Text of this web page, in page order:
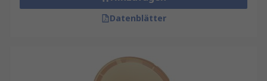
entscheidender Bedeutung.Unternehmen, die auf
Lösungen wählen. Hierzu zählen beispielsweise
spezielle Farben, Formen und Gravuren, die
Datenblätter